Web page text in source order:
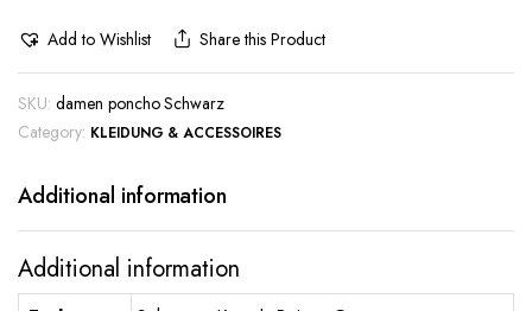
Add to Wishlist Share this Product
SKU: damen poncho Schwarz
Category: KLEIDUNG & ACCESSOIRES
Additional information
Additional information